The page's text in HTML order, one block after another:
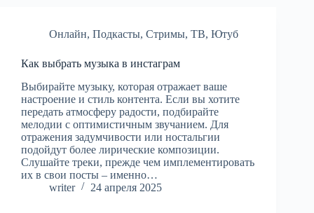
Онлайн, Подкасты, Стримы, ТВ, Ютуб
Как выбрать музыка в инстаграм
Выбирайте музыку, которая отражает ваше
настроение и стиль контента. Если вы хотите
передать атмосферу радости, подбирайте
мелодии с оптимистичным звучанием. Для
отражения задумчивости или ностальгии
подойдут более лирические композиции.
Слушайте треки, прежде чем имплементировать
их в свои посты – именно…
writer
24 апреля 2025